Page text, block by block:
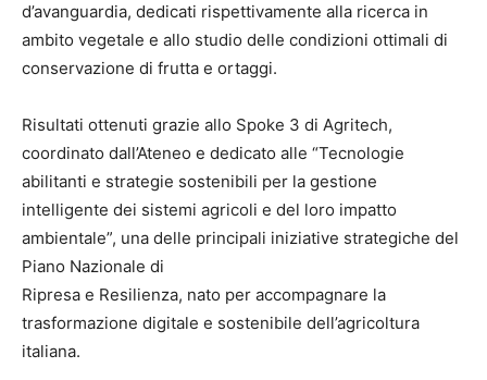
d’avanguardia, dedicati rispettivamente alla ricerca in
ambito vegetale e allo studio delle condizioni ottimali di
conservazione di frutta e ortaggi.
Risultati ottenuti grazie allo Spoke 3 di Agritech,
coordinato dall’Ateneo e dedicato alle “Tecnologie
abilitanti e strategie sostenibili per la gestione
intelligente dei sistemi agricoli e del loro impatto
ambientale”, una delle principali iniziative strategiche del
Piano Nazionale di
Ripresa e Resilienza, nato per accompagnare la
trasformazione digitale e sostenibile dell’agricoltura
italiana.